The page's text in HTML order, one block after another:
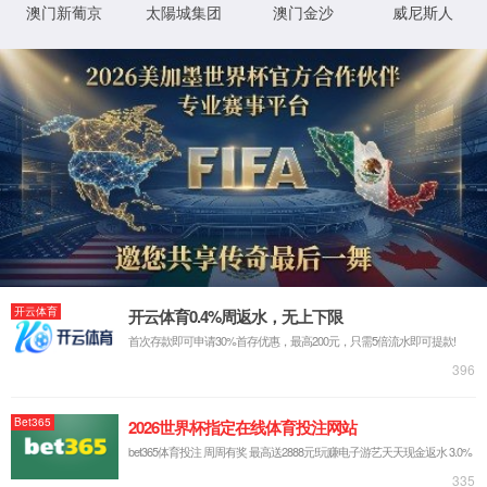
璇︾粏閿欒淇℃伅:
妯″潡 IIS Web Core
閫氱煡 MapRequestHan
dler
澶勭悊
绋嬪簭
StaticFile
閿欒
浠ｇ爜
0x80070002
璇锋眰 :80/SolutionStd_781.html
鐗╃悊璺
緞
d:\wwwroot\baoyin2024\wwwroot\Solu
tionStd_781.html
鐧诲綍
鏂规硶
鍖垮悕
鐧诲綍
鐢ㄦ埛
鍖垮悕
璇︾粏淇℃伅:
姝ら敊璇〃鏄庢枃浠舵垨鐩綍鍦ㄦ湇鍔″櫒涓婁笉瀛樺湪銆傝鍒涘缓鏂囦欢
XML 地图